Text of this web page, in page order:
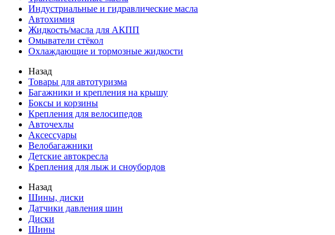
Индустриальные и гидравлические масла
Автохимия
Жидкость/масла для АКПП
Омыватели стёкол
Охлаждающие и тормозные жидкости
Назад
Товары для автотуризма
Багажники и крепления на крышу
Боксы и корзины
Крепления для велосипедов
Авточехлы
Аксессуары
Велобагажники
Детские автокресла
Крепления для лыж и сноубордов
Назад
Шины, диски
Датчики давления шин
Диски
Шины